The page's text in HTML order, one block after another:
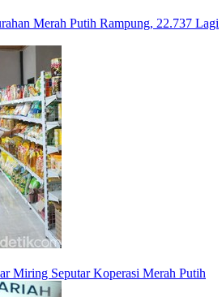
Merah Putih Rampung, 22.737 Lagi
Miring Seputar Koperasi Merah Putih